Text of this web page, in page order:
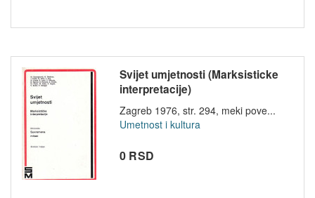
Svijet umjetnosti (Marksisticke
interpretacije)
Zagreb 1976, str. 294, meki pove...
Umetnost i kultura
0 RSD